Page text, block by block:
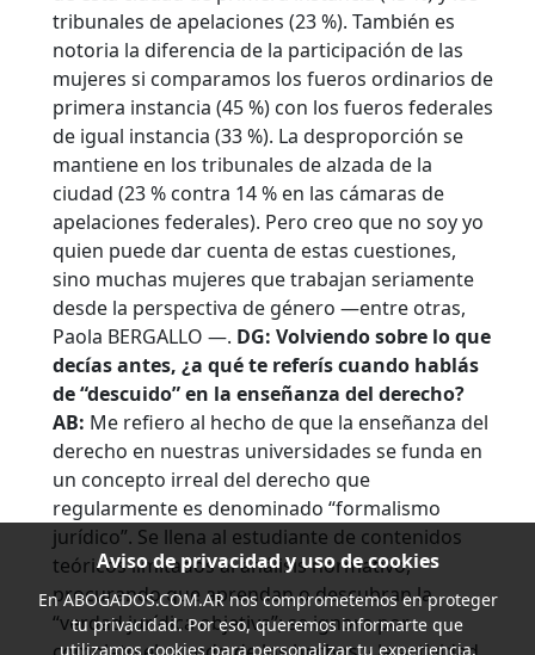
tribunales de apelaciones (23 %). También es
notoria la diferencia de la participación de las
mujeres si comparamos los fueros ordinarios de
primera instancia (45 %) con los fueros federales
de igual instancia (33 %). La desproporción se
mantiene en los tribunales de alzada de la
ciudad (23 % contra 14 % en las cámaras de
apelaciones federales). Pero creo que no soy yo
quien puede dar cuenta de estas cuestiones,
sino muchas mujeres que trabajan seriamente
desde la perspectiva de género —entre otras,
Paola BERGALLO —. DG: Volviendo sobre lo que
decías antes, ¿a qué te referís cuando hablás
de “descuido” en la enseñanza del derecho?
AB: Me refiero al hecho de que la enseñanza del
derecho en nuestras universidades se funda en
un concepto irreal del derecho que
regularmente es denominado “formalismo
jurídico”. Se llena al estudiante de contenidos
teóricos limitados al análisis normativo,
procurando que aprendan o descubran la
“verdad jurídica objetiva”; se ignora por
Aviso de privacidad y uso de cookies
EnABOGADOS.COM.ARnos comprometemos en proteger
tu privacidad. Por eso, queremos informarte que
utilizamos cookies para personalizar tu experiencia,